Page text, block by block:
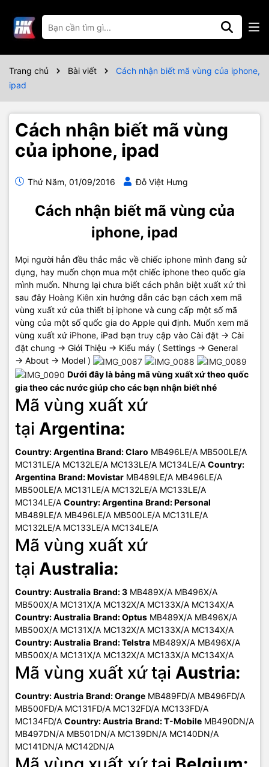
Trang chủ Bài viết
Cách nhận biết mã vùng của iphone,
ipad
Cách nhận biết mã vùng
của iphone, ipad
Thứ Năm, 01/09/2016 Đỗ Việt Hưng
Cách nhận biết mã vùng của
iphone, ipad
Mọi người hẳn đều thắc mắc về chiếc iphone mình đang sử
dụng, hay muốn chọn mua một chiếc iphone theo quốc gia
mình muốn. Nhưng lại chưa biết cách phân biệt xuất xứ thì
sau đây Hoàng Kiên xin hướng dẫn các bạn cách xem mã
vùng xuất xứ của thiết bị iphone và cung cấp một số mã
vùng của một số quốc gia do Apple qui định. Muốn xem mã
vùng xuất xứ iPhone, iPad bạn truy cập vào Cài đặt → Cài
đặt chung → Giới Thiệu → Kiểu máy ( Settings → General
→ About → Model )
Dưới đây là bảng mã vùng xuất xứ theo quốc
gia theo các nước giúp cho các bạn nhận biết nhé
Mã vùng xuất xứ
tại Argentina:
Country: Argentina Brand: Claro MB496LE/A MB500LE/A
MC131LE/A MC132LE/A MC133LE/A MC134LE/A Country:
Argentina Brand: Movistar MB489LE/A MB496LE/A
MB500LE/A MC131LE/A MC132LE/A MC133LE/A
MC134LE/A Country: Argentina Brand: Personal
MB489LE/A MB496LE/A MB500LE/A MC131LE/A
MC132LE/A MC133LE/A MC134LE/A
Mã vùng xuất xứ
tại Australia:
Country: Australia Brand: 3 MB489X/A MB496X/A
MB500X/A MC131X/A MC132X/A MC133X/A MC134X/A
Country: Australia Brand: Optus MB489X/A MB496X/A
MB500X/A MC131X/A MC132X/A MC133X/A MC134X/A
Country: Australia Brand: Telstra MB489X/A MB496X/A
MB500X/A MC131X/A MC132X/A MC133X/A MC134X/A
Mã vùng xuất xứ tại Austria:
Country: Austria Brand: Orange MB489FD/A MB496FD/A
MB500FD/A MC131FD/A MC132FD/A MC133FD/A
MC134FD/A Country: Austria Brand: T-Mobile MB490DN/A
MB497DN/A MB501DN/A MC139DN/A MC140DN/A
MC141DN/A MC142DN/A